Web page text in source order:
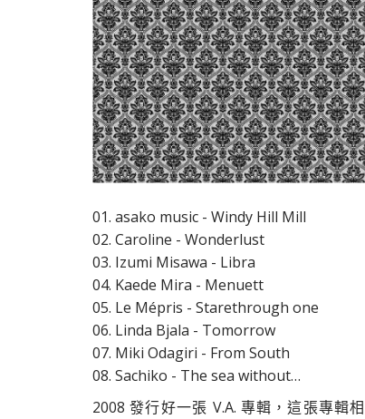
01. asako music - Windy Hill Mill
02. Caroline - Wonderlust
03. Izumi Misawa - Libra
04. Kaede Mira - Menuett
05. Le Mépris - Starethrough one
06. Linda Bjala - Tomorrow
07. Miki Odagiri - From South
08. Sachiko - The sea without…
2008 發行好一張 V.A. 專輯，這張專輯